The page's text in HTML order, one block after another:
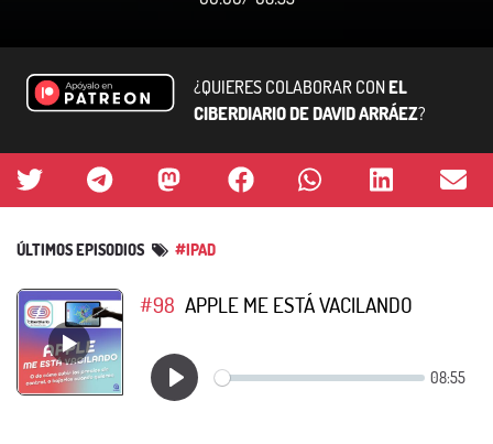
¿QUIERES COLABORAR CONEL
CIBERDIARIO DE DAVID ARRÁEZ?
ÚLTIMOS EPISODIOS #IPAD
#98 APPLE ME ESTÁ VACILANDO